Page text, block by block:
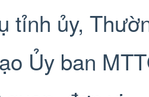
tỉnh ủy,
Ủy ban